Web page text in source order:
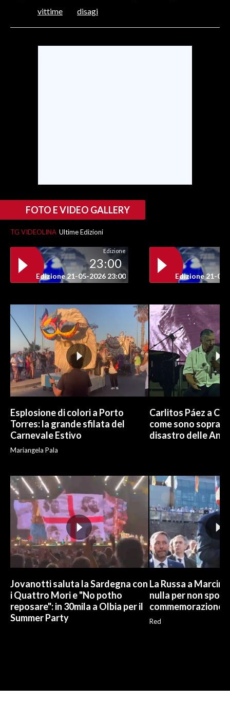
ALTRI SPORT
#CARAUNIONE
INSULARITÀ
ABBONATI
ANNUNCI
NECROLOGI
PUBBLICITÀ
SPIAGGE
STORE
vittime
disagi
FOTO E VIDEO GALLERY
TG VIDEOLINA Ultime Edizioni
Edizione
23:00
Edizione 21-05-2026 23:00 Edizione 21-05-
Esplosione di colori a Porto
Torres: la grande sfilata del
Carnevale Estivo
Mariangela Pala
Carlitos Páez a
come sono
disastro delle
Jovanotti saluta la Sardegna con
i Quattro Mori e "No potho
reposare": in 30mila a Olbia per il
Summer Party
La Russa a
nulla per non
commemorazione
Red